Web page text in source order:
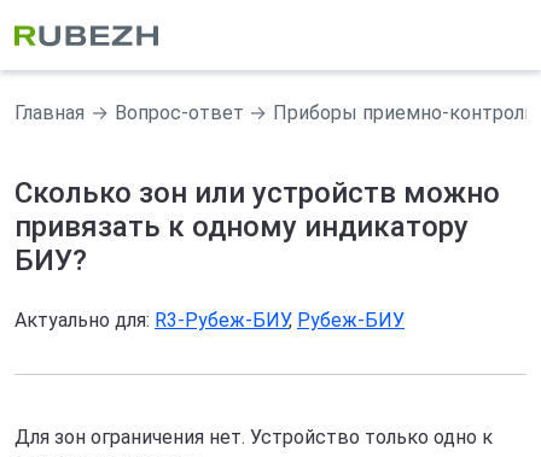
Главная Вопрос-ответ Приборы приемно-
Сколько зон или устройств можно
привязать к одному индикатору
БИУ?
Актуально для: R3-Рубеж-БИУ, Рубеж-БИУ
Для зон ограничения нет. Устройство только одно к